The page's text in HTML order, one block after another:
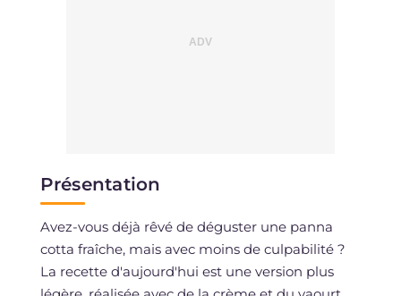
Présentation
Avez-vous déjà rêvé de déguster une panna
cotta fraîche, mais avec moins de culpabilité ?
La recette d'aujourd'hui est une version plus